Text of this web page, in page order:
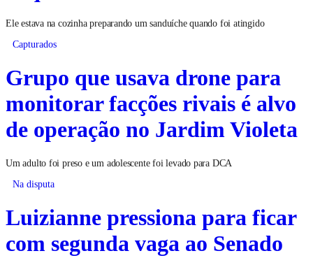
Ele estava na cozinha preparando um sanduíche quando foi atingido
Capturados
Grupo que usava drone para
monitorar facções rivais é alvo
de operação no Jardim Violeta
Um adulto foi preso e um adolescente foi levado para DCA
Na disputa
Luizianne pressiona para ficar
com segunda vaga ao Senado